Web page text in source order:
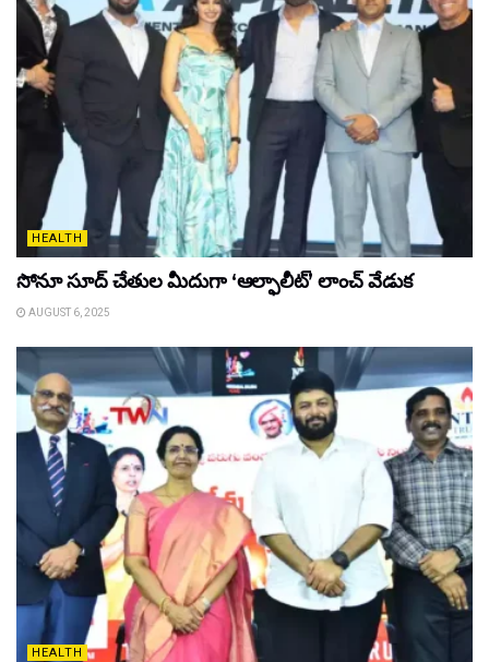
HEALTH
సోనూ సూద్ చేతుల మీదుగా ‘ఆల్ఫాలీట్’ లాంచ్ వేడుక
AUGUST 6, 2025
HEALTH